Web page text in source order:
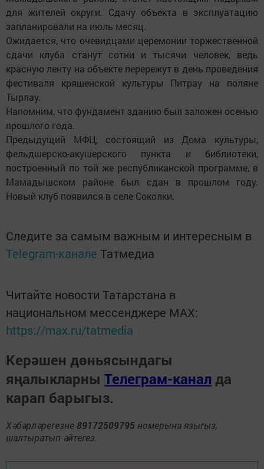
для жителей округи. Сдачу объекта в эксплуатацию
запланировали на июль месяц.
Ожидается, что очевидцами церемонии торжественной
сдачи клуба станут сотни и тысячи человек, ведь
красную ленту на объекте перережут в день проведения
фестиваля кряшенской культуры Питрау на поляне
Тырлау.
Напомним, что фундамент зданию был заложен осенью
прошлого года.
Предыдущий МФЦ, состоящий из Дома культуры,
фельдшерско-акушерского пункта и библиотеки,
построенный по той же республиканской программе, в
Мамадышском районе был сдан в прошлом году.
Новый клуб появился в селе Соколки.
Следите за самым важным и интересным в
Telegram-канале Татмедиа
Читайте новости Татарстана в
национальном мессенджере MАХ:
https://max.ru/tatmedia
Керәшен дөньясындагы
яңалыкларны Телеграм-канал да
карап барыгыз.
Хәбәрләрегезне 89172509795 номерына языгыз,
шалтыратып әйтегез.